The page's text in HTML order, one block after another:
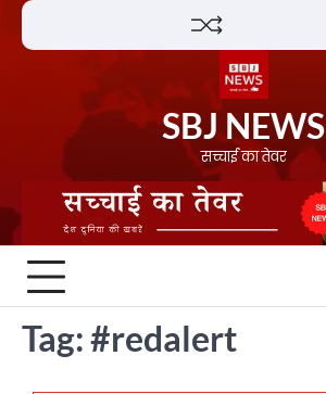
Skip
SBJ NEWS
सच्चाई का तेवर
Tag:#redalert